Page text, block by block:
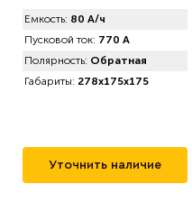
Емкость: 80 А/ч
Пусковой ток: 770 А
Полярность: Обратная
Габариты: 278x175x175
Уточнить наличие